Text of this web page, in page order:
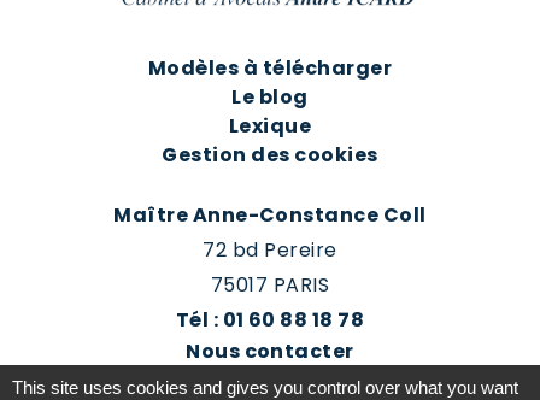
Modèles à télécharger
Le blog
Lexique
Gestion des cookies
Maître Anne-Constance Coll
72 bd Pereire
75017 PARIS
Tél : 01 60 88 18 78
Nous contacter
Prendre rendez-vous
This site uses cookies and gives you control over what you want